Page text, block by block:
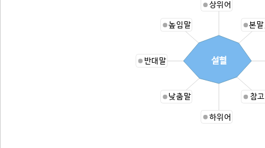
상위어
본
참
하위어
낮춤말
반대말
높임말
설혈